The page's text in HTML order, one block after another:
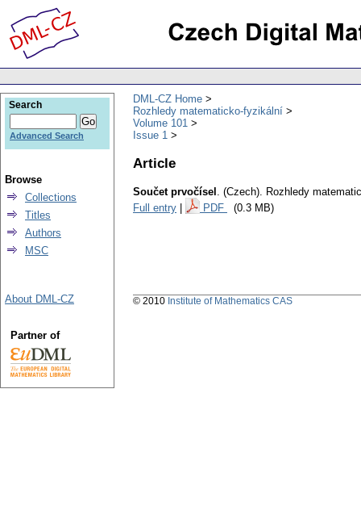
DML-CZ Home
Rozhledy matematicko-fyzikální
Volume 101
Issue 1
Article
Součet prvočísel . (Czech). Rozhledy
Full entry
PDF (0.3 MB)
Search
Advanced Search
Browse
Collections
Titles
Authors
MSC
About DML-CZ
Partner of
© 2010 Institute of Mathematics CAS